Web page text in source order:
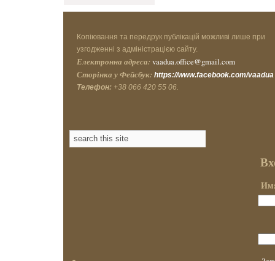
Копіювання та передрук публікацій можливі лише при
узгодженні з адміністрацією сайту.
Електронна адреса: vaadua.office@gmail.com
Сторінка у Фейсбук: https://www.facebook.com/vaadua
Телефон: +38 066 420 55 06.